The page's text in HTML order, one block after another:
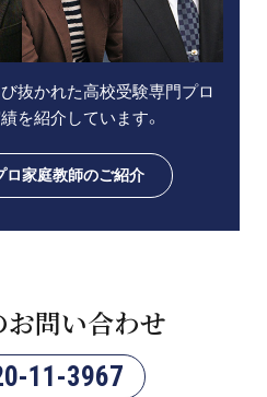
抜かれた高校受験専門プロ
を紹介しています。
ロ家庭教師のご紹介
問い合わせ
11-3967